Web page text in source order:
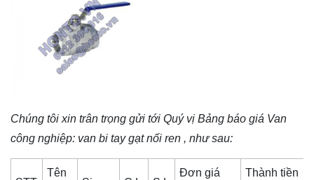
Chúng tôi xin trân trọng gửi tới Quý vị Bảng báo giá Van
công nghiệp: van bi tay gạt nối ren , như sau:
Tên
Đơn giá
Thành tiền